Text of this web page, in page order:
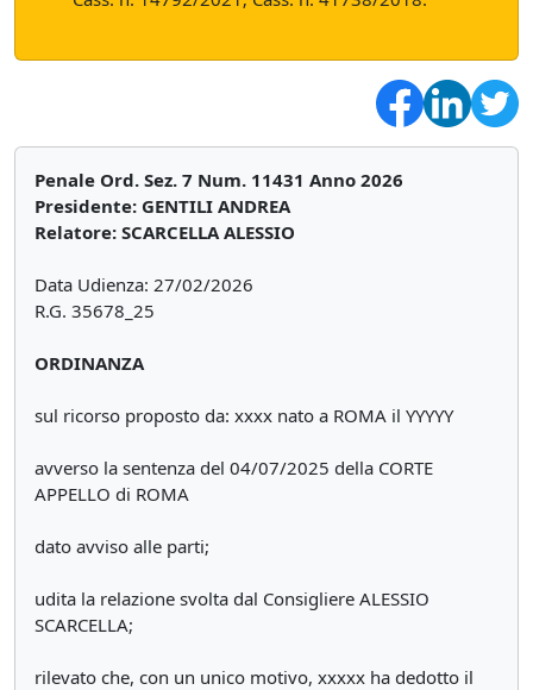
Penale Ord. Sez. 7 Num. 11431 Anno 2026
Presidente: GENTILI ANDREA
Relatore: SCARCELLA ALESSIO
Data Udienza: 27/02/2026
R.G. 35678_25
ORDINANZA
sul ricorso proposto da: xxxx nato a ROMA il YYYYY
avverso la sentenza del 04/07/2025 della CORTE
APPELLO di ROMA
dato avviso alle parti;
udita la relazione svolta dal Consigliere ALESSIO
SCARCELLA;
rilevato che, con un unico motivo, xxxxx ha dedotto il